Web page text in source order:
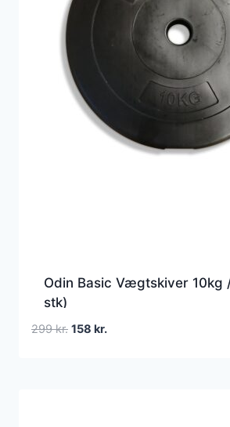
Odin Basic Vægtskiver 10kg
stk)
299kr. Den
158 kr.Den